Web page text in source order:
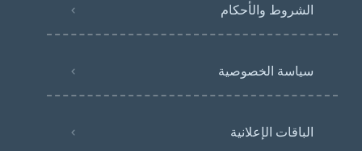
الشروط والأحكام
سياسة الخصوصية
الباقات الإعلانية